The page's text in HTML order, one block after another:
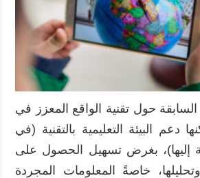
مغلقة
حول تقنية الواقع المعزز في
دعم البيئة التعليمية بالتقنية (في
إليها)، بغرض تسهيل الحصول على
خاصةً المعلومات المجردة